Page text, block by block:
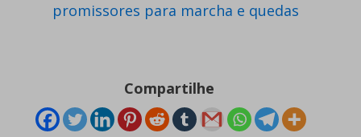
promissores para marcha e quedas
Compartilhe